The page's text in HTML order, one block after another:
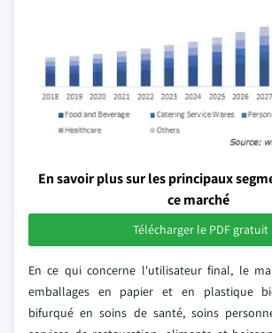
En savoir plus sur les principaux
ce marché
Télécharger le PDF gratuit
En ce qui concerne l'utilisateur final, le
emballages en papier et en plastique
bifurqué en soins de santé, soins